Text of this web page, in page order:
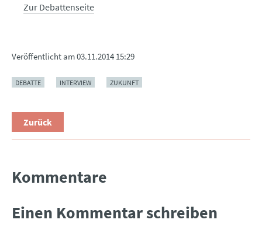
Zur Debattenseite
Veröffentlicht am03.11.2014 15:29
DEBATTE INTERVIEW ZUKUNFT
Zurück
Kommentare
Einen Kommentar schreiben